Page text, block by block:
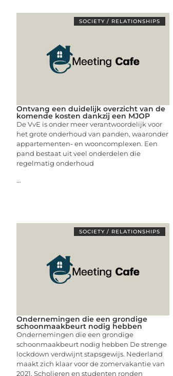
SOCIETY / RELATIONSHIPS
Ontvang een duidelijk overzicht van de
komende kosten dankzij een MJOP
De VvE is onder meer verantwoordelijk voor
het grote onderhoud van panden, waaronder
appartementen- en wooncomplexen. Een
pand bestaat uit veel onderdelen die
regelmatig onderhoud
...
SOCIETY / RELATIONSHIPS
Ondernemingen die een grondige
schoonmaakbeurt nodig hebben
Ondernemingen die een grondige
schoonmaakbeurt nodig hebben De strenge
lockdown verdwijnt stapsgewijs. Nederland
maakt zich klaar voor de zomervakantie van
2021. Scholieren en studenten ronden